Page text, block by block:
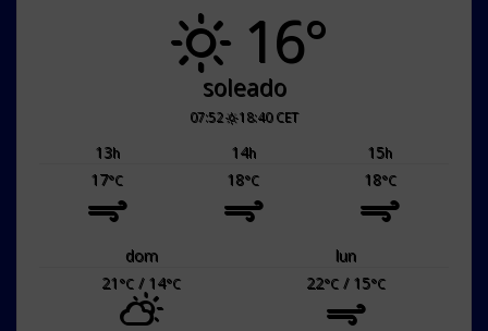
16°
soleado
07:52 18:40 CET
13h 14h 15h
17°C 18°C 18°C
dom
lun
21°C / 14°C 22°C / 15°C